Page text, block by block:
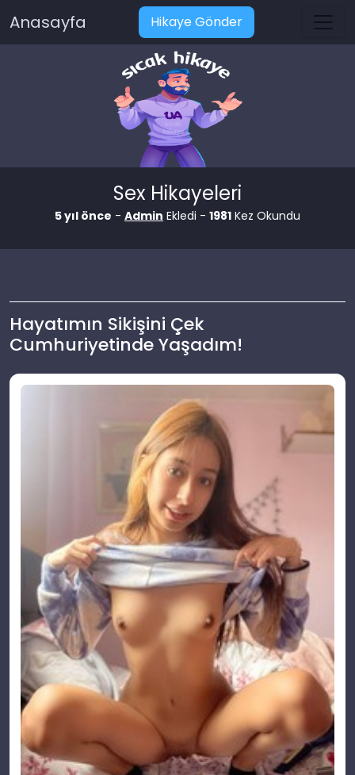
Anasayfa Hikaye Gönder
Sex Hikayeleri
5 yıl önce - Admin Ekledi - 1981 Kez Okundu
Hayatımın Sikişini Çek
Cumhuriyetinde Yaşadım!